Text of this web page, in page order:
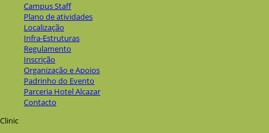
Campus Staff
Plano de atividades
Localização
Infra-Estruturas
Regulamento
Inscrição
Organização e Apoios
Padrinho do Evento
Parceria Hotel Alcazar
Contacto
Clinic